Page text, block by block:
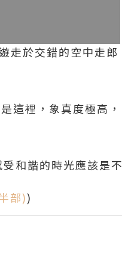
走於交錯的空中走郎
這裡，象真度極高，
和諧的時光應該是不
部))